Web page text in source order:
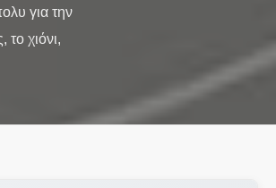
για την
χιόνι,